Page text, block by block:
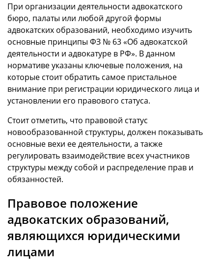
При организации деятельности адвокатского
бюро, палаты или любой другой формы
адвокатских образований, необходимо изучить
основные принципы ФЗ № 63 «Об адвокатской
деятельности и адвокатуре в РФ». В данном
нормативе указаны ключевые положения, на
которые стоит обратить самое пристальное
внимание при регистрации юридического лица и
установлении его правового статуса.
Стоит отметить, что правовой статус
новообразованной структуры, должен показывать
основные вехи ее деятельности, а также
регулировать взаимодействие всех участников
структуры между собой и распределение прав и
обязанностей.
Правовое положение
адвокатских образований,
являющихся юридическими
лицами